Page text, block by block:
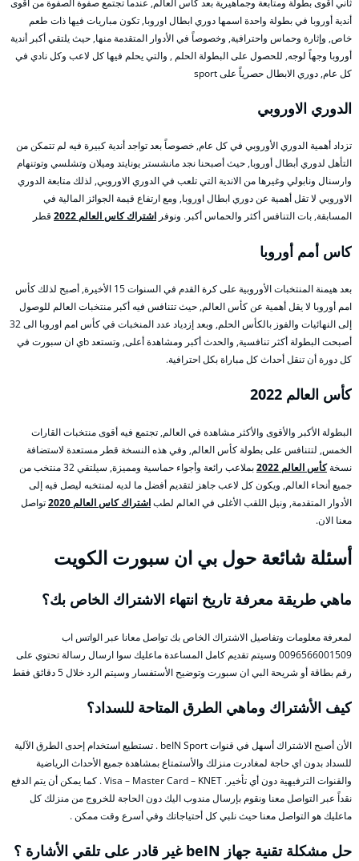
أندية أوروبا في بطولة واحدة اسمها دوري ابطال اوروبا, تكون مباريات فيها ذات طعم
خاص, وإثارة وحماس واحترافية, وخصوصاً في الأدوار المتقدمة منها, حيث يلتقي أكبر أندية
أوروبا وجهاً لوجه, للحصول على البطولة الحلم , والتي يحلم فيها كل لاعب وكل نادي في
كل عام, دوري الابطال حصرياً على sport
الدوري الاوروبي
تزداد أهمية الدوري الأوروبي في كل عام, خصوصاً بعد تواجد أندية كبيرة فيه لم تتمكن من
التأهل لدوري أبطال أوروبا, حيث أصبحنا نجد مانشستر يونايتد وميلان وتشلسي وتوتنهام
وارسنال ونابولي وغيرها من الاندية التي تلعب في الدوري الاوروبي, لذلك متابعة الدوري
الاوروبي لا تقل أهمية عن دوري ابطال اوروبا, ومع ارتفاع قيمة الجوائز المالية في
المسابقة, بات التنافس أكثر والحماس أكبر. ونوفر اشتراك كاس العالم 2022 قطر
كاس أمم أوروبا
بعد هيمنة المنتخبات الأوروبية على كرة القدم في السنوات 15 الأخيرة, أصبح لذلك كأس
امم أوروبا لا يقل أهمية عن كأس العالم, حيث تتنافس فيه أكبر منتخبات العالم للوصول
إلى النهائيات والفوز بالكأس الحلم, وبعد إزدياد عدد المنخبات في كأس امم اوروبا الى 32
أصبحت البطولة أكثر تنافسية, والحدث أكبر ومشاهدة أعلى, وتستعد bي ان سبورت في
كل دورة أن تنقل أحداث كل مباراة بكل احترافية.
كأس العالم 2022
البطولة الأكبر والأقوى والأكثر مشاهدة في العالم, تجتمع فيه أقوى منتخبات القارات
الخمس, لتتنافس على بطولة كأس العالم, وفي هذه النسخة قطر مستعدة لاستضافة
نسخةكأس العالم 2022
بملاعب رائعة وأجواء حماسية ومميزة, سيلتقي 32 منتخب من
جميع أنحاء العالم, ويكون كل لاعب جاهز لتقديم أفضل ما لديه لمنتخبه ليصل فيه إلى
الأدوار المتقدمة, ونيل اللقب الأغلى في العالم لطباشتراك كاس العالم 2020
تواصل
معنا الان.
أسئلة شائعة حول بي ان سبورت الكويت
ماهي طريقة معرفة تاريخ انتهاء الاشتراك الخاص بك؟
لمعرفة معلومات وتفاصيل الاشتراك الخاص بك تواصل معانا عبر الواتس اب
0096566001509 وسيتم تقديم كامل المساعدة ماعليك سوا ارسال رسالة تحتوي على
رقم بطاقة أو شريحة البي ان سبورت وتوضيح الأستفسار وسيتم الرد خلال 5 دقائق فقط
كيف الأشتراك وماهي الطرق المتاحة للسداد؟
الأن أصبح الاشتراك أسهل في قنوات beIN Sport . تستطيع استخدام إحدى الطرق الآلية
للسداد بدون اي حاجة لمغادرت منزلك والأستمتاع بمشاهدة جميع الأحداث الرياضية
والقنوات الترفيهية دون أي تأخير. Visa – Master Card – KNET . كما يمكن أن يتم الدفع
نقداً عبر التواصل معنا ونقوم بإرسال مندوب اليك دون الحاجة للخروج من منزلك كل
ماعليك هو التواصل معنا حيث نلبي كل أحتياجاتك وفي أسرع وقت ممكن .
حل مشكلة تقنية جهاز beIN غير قادر على تلقي الأشارة ؟